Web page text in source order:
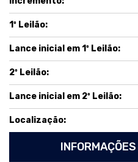
1º Leilão:
Lance inicial em 1º Leilão:
2º Leilão:
Lance inicial em 2º Leilão:
Localização: